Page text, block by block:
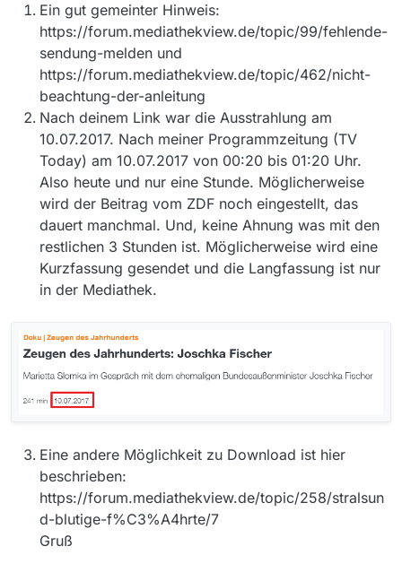
jahrhunderts/marietta-slomka-im-gespraech-mit-
joschka-fischer-100.html
vorhanden und streambar. Allerdings ist dieser Beitrag
in dem Programm MediathekView nicht vorhanden - im
Gegensatz zu einzelnen Ausschnitten aus der Folge,
die sowohl in der ZDF-Mediathek als auch über das
Programm MediathekView vorhanden und ladbar sind.
Unter
https://mediathekviewweb.de/#query=zeugen%20des
%20jahr finde ich den 4-Stundenbeitrag leider auch
nicht.
Oder mache ich irgendetwas falsch? Zumindest finde
ich in dem Programm den o.a. Beitrag (ist ca. 4 Stunden
Ich würde den Beitrag gerne downloaden, wenn es
denn möglich wäre.
Allerbesten Dank schon mal :-)
EDIT:
Damit es für euch besser zuordnenbar ist:
Wenn ich im Feld “Thema/Titel Irgendwo” den Eintrag
“Zeugen des Jahrhunderts” tätige, wird der 4-
Stundenbeitrag (also die ganze Folge) in der
Ergebnisliste nicht aufgeführt, sondern nur einige kurze
Die Software-Version ist 13.02., das Betriebssystem ist
MacOS Sierra 10.12.5.
nicht aufgelöst, sondern lesbar ist:
“https://www.zdf.de/dokumentation/zeugen-des-
jahrhunderts/marietta-slomka-im-gespraech-mit-
joschka-fischer-100.html”
Ich weiss leider auch nicht, wie ich den o.g. Link zum
Download nutzen kann.
Ein gut gemeinter Hinweis:
https://forum.mediathekview.de/topic/99/fehlende-
sendung-melden und
https://forum.mediathekview.de/topic/462/nicht-
beachtung-der-anleitung
Nach deinem Link war die Ausstrahlung am
10.07.2017. Nach meiner Programmzeitung (TV
Today) am 10.07.2017 von 00:20 bis 01:20 Uhr.
Also heute und nur eine Stunde. Möglicherweise
wird der Beitrag vom ZDF noch eingestellt, das
dauert manchmal. Und, keine Ahnung was mit den
restlichen 3 Stunden ist. Möglicherweise wird eine
Kurzfassung gesendet und die Langfassung ist nur
in der Mediathek.
Eine andere Möglichkeit zu Download ist hier
beschrieben:
https://forum.mediathekview.de/topic/258/stralsun
d-blutige-f%C3%A4hrte/7
Gruß